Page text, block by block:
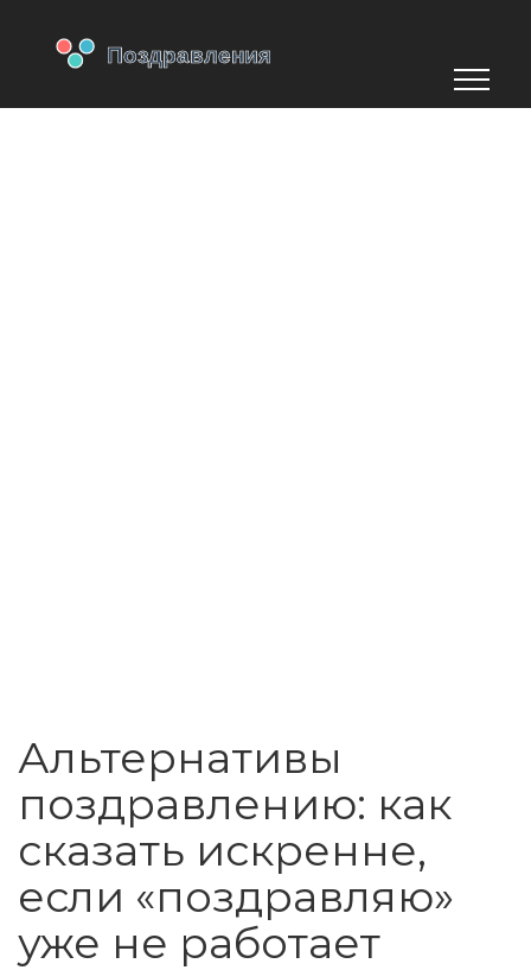
Альтернативы
поздравлению: как
сказать искренне,
если «поздравляю»
уже не работает